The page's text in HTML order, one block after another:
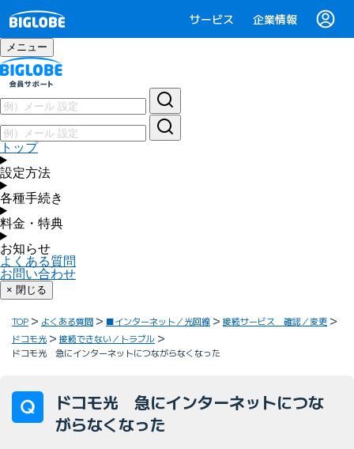
サービス 企業情報
メニュー
トップ
設定方法
各種手続き
料金・特典
お知らせ
よくある質問
お問い合わせ
× 閉じる
TOP よくある質問 ■インターネット／光回線
接続サービス 確認／変更
ドコモ光
接続できない／トラブル
ドコモ光 急にインターネットにつながらなくなった
ドコモ光 急にインターネットにつな
がらなくなった